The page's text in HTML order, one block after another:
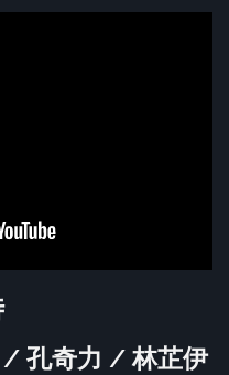
孔奇力 / 林芷伊